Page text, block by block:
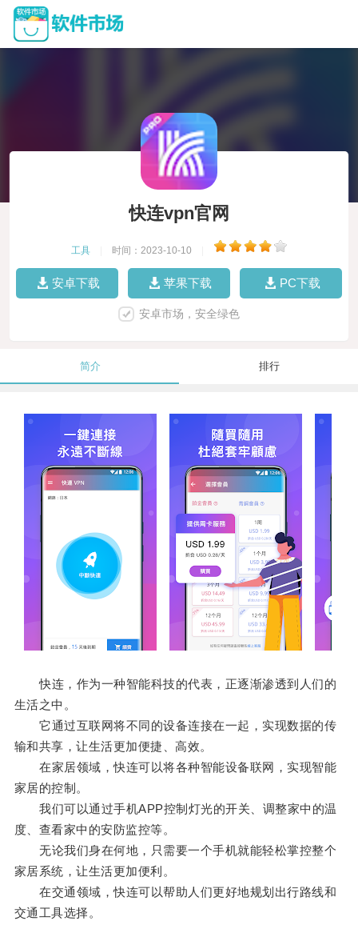
快连vpn官网
工具 时间：2023-10-10
安卓下载 苹果下载 PC下载
安卓市场，安全绿色
简介 排行
快连，作为一种智能科技的代表，正逐渐渗透到人们的
生活之中。
它通过互联网将不同的设备连接在一起，实现数据的传
输和共享，让生活更加便捷、高效。
在家居领域，快连可以将各种智能设备联网，实现智能
家居的控制。
我们可以通过手机APP控制灯光的开关、调整家中的温
度、查看家中的安防监控等。
无论我们身在何地，只需要一个手机就能轻松掌控整个
家居系统，让生活更加便利。
在交通领域，快连可以帮助人们更好地规划出行路线和
交通工具选择。